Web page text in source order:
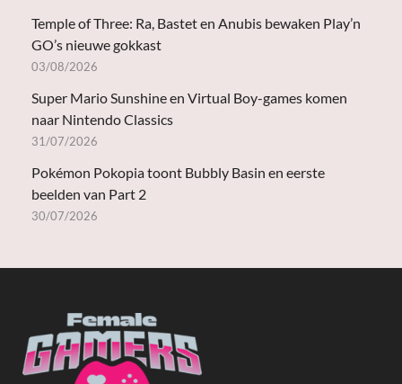
Temple of Three: Ra, Bastet en Anubis bewaken Play’n
GO’s nieuwe gokkast
03/08/2026
Super Mario Sunshine en Virtual Boy-games komen
naar Nintendo Classics
31/07/2026
Pokémon Pokopia toont Bubbly Basin en eerste
beelden van Part 2
30/07/2026